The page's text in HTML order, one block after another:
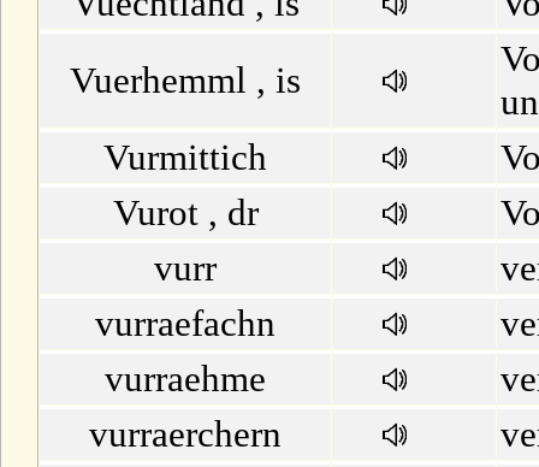
Vuerhemml , is
Vurmittich
Vurot , dr
vurr
vurraefachn
vurraehme
vurraerchern